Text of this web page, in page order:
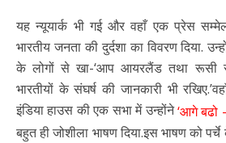
यह न्यूयार्क भी गई और वहाँ एक प्रेस
भारतीय जनता की दुर्दशा का विवरण दिया.
के लोगों से खा-‘आप आयरलैंड तथा रूसी
भारतीयों के संघर्ष की जानकारी भी
इंडिया हाउस की एक सभा में उन्होंने‘आगे बढो
बहुत ही जोशीला भाषण दिया.इस भाषण को